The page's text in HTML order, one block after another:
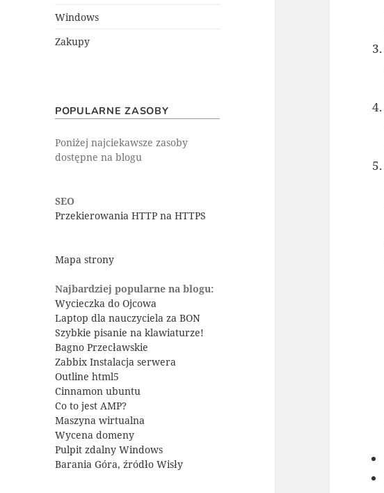
Windows
Zakupy
POPULARNE ZASOBY
Poniżej najciekawsze zasoby
dostępne na blogu
SEO
Przekierowania HTTP na HTTPS
Mapa strony
Najbardziej popularne na blogu:
Wycieczka do Ojcowa
Laptop dla nauczyciela za BON
Szybkie pisanie na klawiaturze!
Bagno Przecławskie
Zabbix Instalacja serwera
Outline html5
Cinnamon ubuntu
Co to jest AMP?
Maszyna wirtualna
Wycena domeny
Pulpit zdalny Windows
Barania Góra, źródło Wisły